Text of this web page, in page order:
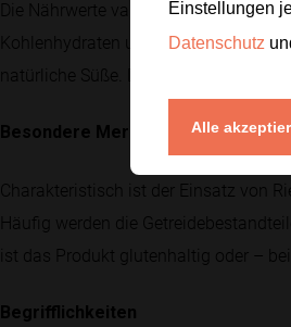
Die Nährwerte variieren je nach
Kohlenhydraten und Ballaststoffen.
natürliche Süße. Der Zuckergehalt
Besondere Merkmale
Charakteristisch ist der Einsatz von
Häufig werden die
ist das Produkt glutenhaltig oder –
Begrifflichkeiten
Einstellungen
Datenschutz
Alle